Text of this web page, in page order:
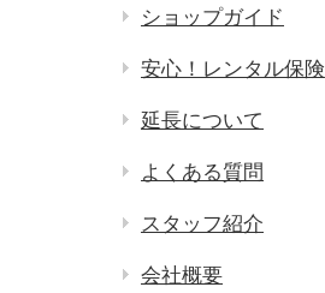
ショップガイド
安心！レンタル保険
延長について
よくある質問
スタッフ紹介
会社概要